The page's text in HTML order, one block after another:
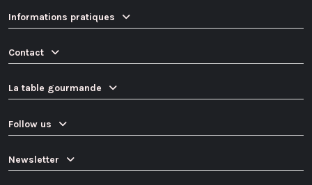
Informations pratiques
Contact
La table gourmande
Follow us
Newsletter